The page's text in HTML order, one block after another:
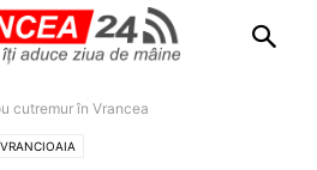
cutremur în Vrancea
VRANCIOAIA